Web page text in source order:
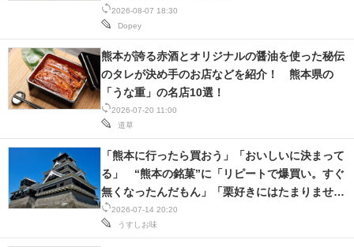
注目記事を集めた総合ページ
ITの今と未来を見通す
スマホと通信の最新トレンド
進化するPCとデバイスの未来
好きが集まる 比べて選べる
ビジネスと働き方のヒント
2026-08-07 18:30
Dopey
2026-07-20 11:00
道草
熊本が誇る赤酒とオリジナルの醤油を使った秘伝
のタレが決め手のお店などを紹介！ 熊本県の
「うな重」の名店10選！
2026-07-14 20:20
うすしお味
「熊本に行ったら買おう」「おいしいに決まって
る」 “熊本の銘菓”に「リピートで爆買い。すぐ
無くなったんだもん」「栗好きにはたまりませ
ん」「良い意味でドン引き」の声